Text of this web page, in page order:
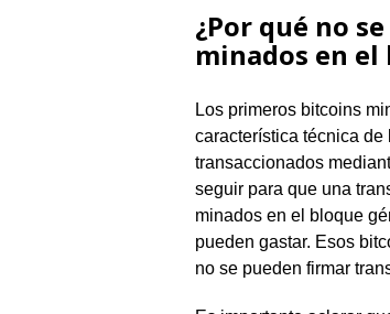
¿Por qué no
minados en el
Los primeros bitcoins
característica técnica
transaccionados
seguir para que una
minados en el bloque
pueden gastar. Esos
no se pueden firmar